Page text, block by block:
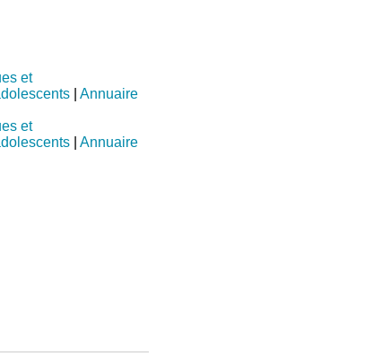
et
| Annuaire
et
| Annuaire